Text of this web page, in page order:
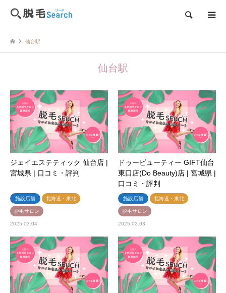
検索
仙台駅
仙台駅
ジェイエステティック 仙台店 |
宮城県 | 口コミ・評判
施設店舗 北海道・東北
脱毛サロン
2025.03.04
ドゥービューティー GIFT仙台
東口店(Do Beauty)店 | 宮城県 |
口コミ・評判
施設店舗 北海道・東北
脱毛サロン
2025.02.03